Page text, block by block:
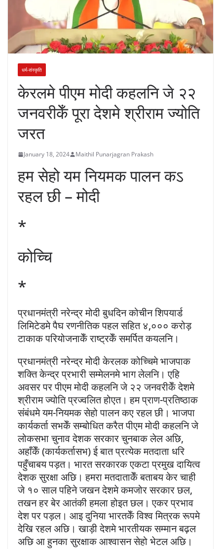
धर्म-संस्कृति
केरलमे पीएम मोदी कहलनि जे २२
जनवरीकेँ पूरा देशमे श्रीराम ज्योति
जरत
January 18, 2024 Maithil Punarjagran Prakash
हम सेहो यम नियमक पालन कऽ
रहल छी – मोदी
*
कोच्चि
*
प्रधानमंत्री नरेन्द्र मोदी बुधदिन कोचीन शिपयार्ड
लिमिटेडमे पैघ रणनीतिक पहल सहित ४,००० करोड़
टाकाक परियोजनाकेँ राष्ट्रकेँ समर्पित कयलनि।
प्रधानमंत्री नरेन्द्र मोदी केरलक कोच्चिमे भाजपाक
शक्ति केन्द्र प्रभारी सम्मेलनमे भाग लेलनि। एहि
अवसर पर पीएम मोदी कहलनि जे २२ जनवरीकेँ देशमे
श्रीराम ज्योति प्रज्वलित होएत। हम प्राण-प्रतिष्ठाक
संबंधमे यम-नियमक सेहो पालन कए रहल छी। भाजपा
कार्यकर्ता सभकेँ सम्बोधित करैत पीएम मोदी कहलनि जे
लोकसभा चुनाव देशक सरकार चुनबाक लेल अछि,
अहाँकेँ (कार्यकर्तासभ) ई बात प्रत्येक मतदाता धरि
पहुँचाबय पड़त। भारत सरकारक एकटा प्रमुख दायित्व
देशक सुरक्षा अछि। हमरा मतदाताकेँ बताबय केर चाही
जे १० साल पहिने जखन देशमे कमजोर सरकार छल,
तखन हर बेर आतंकी हमला होइत छल। एकर प्रभाव
देश पर पड़ल। आइ दुनिया भारतकेँ विश्व मित्रक रूपमे
देखि रहल अछि। खाड़ी देशमे भारतीयक सम्मान बढ़ल
अछि आ हुनका सुरक्षाक आश्वासन सेहो भेटल अछि।